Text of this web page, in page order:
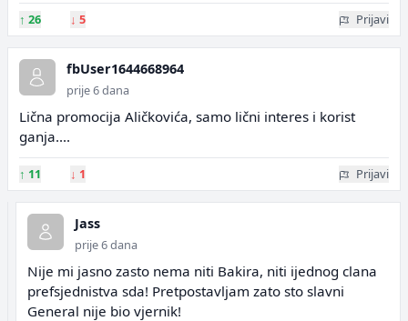
↑ 26 ↓ 5 Prijavi
fbUser1644668964
prije 6 dana
Lična promocija Aličkovića, samo lični interes i korist
ganja....
↑ 11 ↓ 1 Prijavi
Jass
prije 6 dana
Nije mi jasno zasto nema niti Bakira, niti ijednog clana
prefsjednistva sda! Pretpostavljam zato sto slavni
General nije bio vjernik!